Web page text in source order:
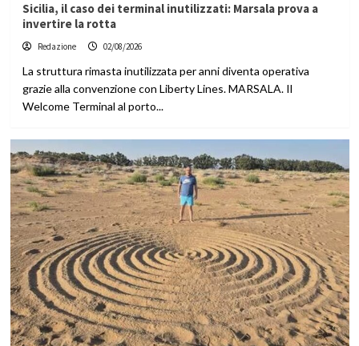
Sicilia, il caso dei terminal inutilizzati: Marsala prova a
invertire la rotta
Redazione 02/08/2026
La struttura rimasta inutilizzata per anni diventa operativa
grazie alla convenzione con Liberty Lines. MARSALA. Il
Welcome Terminal al porto...